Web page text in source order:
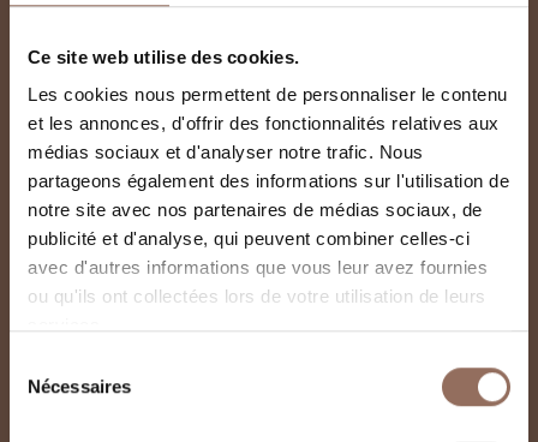
Ce site web utilise des cookies.
Les cookies nous permettent de personnaliser le contenu
et les annonces, d'offrir des fonctionnalités relatives aux
médias sociaux et d'analyser notre trafic. Nous
partageons également des informations sur l'utilisation de
notre site avec nos partenaires de médias sociaux, de
publicité et d'analyse, qui peuvent combiner celles-ci
avec d'autres informations que vous leur avez fournies
ou qu'ils ont collectées lors de votre utilisation de leurs
Nécessaires
Centro Culturale
Angelo Brofferio E
Museo Me Ritorn